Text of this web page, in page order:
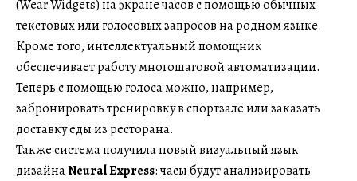
(Wear Widgets) на экране часов с помощью обычных
текстовых или голосовых запросов на родном языке.
Кроме того, интеллектуальный помощник
обеспечивает работу многошаговой автоматизации.
Теперь с помощью голоса можно, например,
забронировать тренировку в спортзале или заказать
доставку еды из ресторана.
Также система получила новый визуальный язык
дизайнаNeural Express: часы будут анализировать